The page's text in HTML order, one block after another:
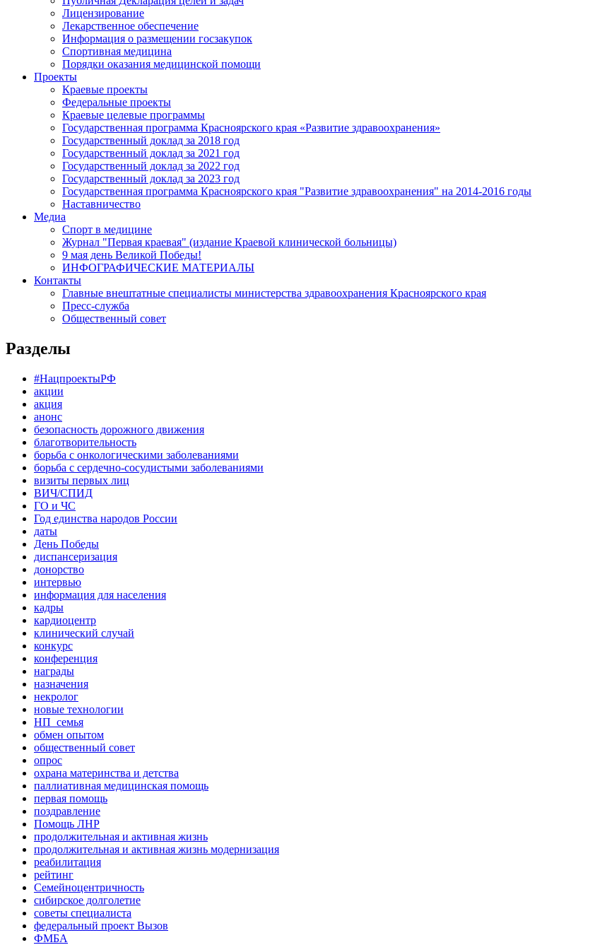
Лицензирование
Лекарственное обеспечение
Информация о размещении госзакупок
Спортивная медицина
Порядки оказания медицинской помощи
Проекты
Краевые проекты
Федеральные проекты
Краевые целевые программы
Государственная программа Красноярского края «Развитие здравоохранения»
Государственный доклад за 2018 год
Государственный доклад за 2021 год
Государственный доклад за 2022 год
Государственный доклад за 2023 год
Государственная программа Красноярского края "Развитие здравоохранения" на 2014-2016 годы
Наставничество
Медиа
Спорт в медицине
Журнал "Первая краевая" (издание Краевой клинической больницы)
9 мая день Великой Победы!
ИНФОГРАФИЧЕСКИЕ МАТЕРИАЛЫ
Контакты
Главные внештатные специалисты министерства здравоохранения Красноярского края
Пресс-служба
Общественный совет
Разделы
#НацпроектыРФ
акции
акция
анонс
безопасность дорожного движения
благотворительность
борьба с онкологическими заболеваниями
борьба с сердечно-сосудистыми заболеваниями
визиты первых лиц
ВИЧ/СПИД
ГО и ЧС
Год единства народов России
даты
День Победы
диспансеризация
донорство
интервью
информация для населения
кадры
кардиоцентр
клинический случай
конкурс
конференция
награды
назначения
некролог
новые технологии
НП_семья
обмен опытом
общественный совет
опрос
охрана материнства и детства
паллиативная медицинская помощь
первая помощь
поздравление
Помощь ЛНР
продолжительная и активная жизнь
продолжительная и активная жизнь модернизация
реабилитация
рейтинг
Семейноцентричность
сибирское долголетие
советы специалиста
федеральный проект Вызов
ФМБА